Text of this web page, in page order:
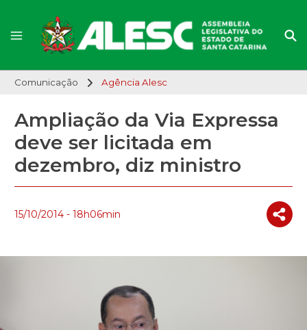
Comunicação Agência Alesc
Ampliação da Via Expressa
deve ser licitada em
dezembro, diz ministro
15/10/2014 - 18h06min